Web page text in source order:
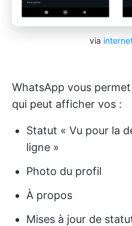
via
WhatsApp vous
qui peut afficher vos :
Statut « Vu pour la
ligne »
Photo du profil
À propos
Mises à jour de